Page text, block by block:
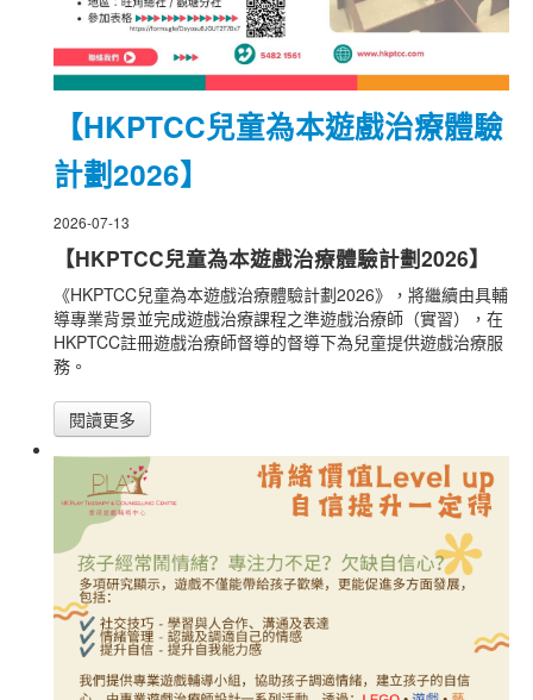
【HKPTCC兒童為本遊戲治療體驗
計劃2026】
2026-07-13
【HKPTCC兒童為本遊戲治療體驗計劃2026】
《HKPTCC兒童為本遊戲治療體驗計劃2026》，將繼續由具輔
導專業背景並完成遊戲治療課程之準遊戲治療師（實習），在
HKPTCC註冊遊戲治療師督導的督導下為兒童提供遊戲治療服
務。
閱讀更多